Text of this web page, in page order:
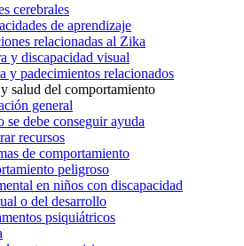
cerebrales
de aprendizaje
relacionadas al Zika
y discapacidad visual
y padecimientos relacionados
salud del comportamiento
general
se debe conseguir ayuda
recursos
de comportamiento
peligroso
en niños con discapacidad
o del desarrollo
psiquiátricos